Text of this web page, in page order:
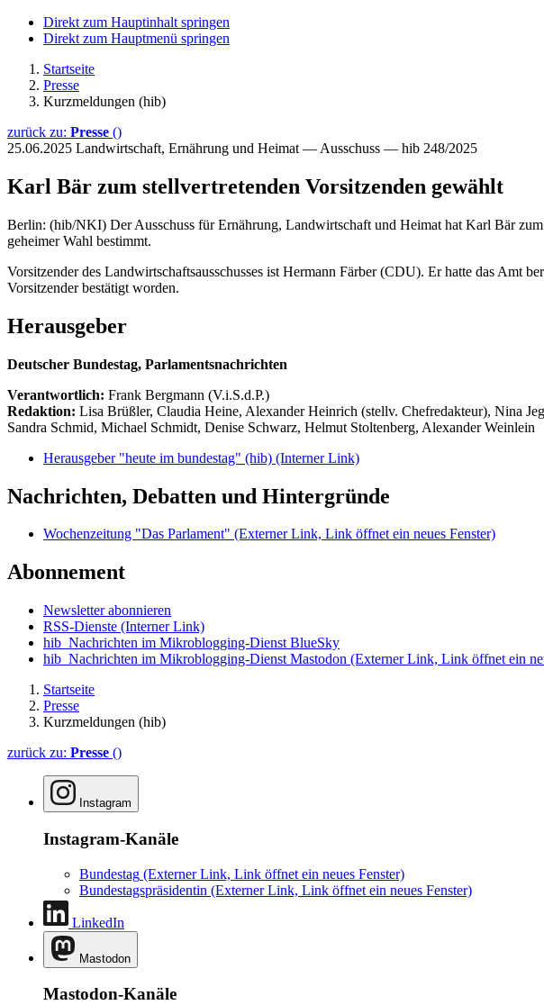
Direkt zum Hauptinhalt springen
Direkt zum Hauptmenü springen
Startseite
Presse
Kurzmeldungen (hib)
zurück zu: Presse ()
25.06.2025 Landwirtschaft, Ernährung und Heimat — Ausschuss — hib 248/2025
Karl Bär zum stellvertretenden Vorsitzenden gewählt
Berlin: (hib/NKI) Der Ausschuss für Ernährung, Landwirtschaft und Heimat hat Karl Bär
geheimer Wahl bestimmt.
Vorsitzender des Landwirtschaftsausschusses ist Hermann Färber (CDU). Er hatte das Amt
Vorsitzender bestätigt worden.
Herausgeber
Deutscher Bundestag, Parlamentsnachrichten
Verantwortlich: Frank Bergmann (V.i.S.d.P.)
Redaktion: Lisa Brüßler, Claudia Heine, Alexander Heinrich (stellv. Chefredakteur), Nina
Sandra Schmid, Michael Schmidt, Denise Schwarz, Helmut Stoltenberg, Alexander Weinlein
Herausgeber "heute im bundestag" (hib) (Interner Link)
Nachrichten, Debatten und Hintergründe
Wochenzeitung "Das Parlament" (Externer Link, Link öffnet ein neues Fenster)
Abonnement
Newsletter abonnieren
RSS-Dienste (Interner Link)
hib_Nachrichten im Mikroblogging-Dienst BlueSky
hib_Nachrichten im Mikroblogging-Dienst Mastodon (Externer Link, Link öffnet ein
Startseite
Presse
Kurzmeldungen (hib)
zurück zu: Presse ()
Instagram
Instagram-Kanäle
Bundestag (Externer Link, Link öffnet ein neues Fenster)
Bundestagspräsidentin (Externer Link, Link öffnet ein neues Fenster)
LinkedIn
Mastodon
Mastodon-Kanäle